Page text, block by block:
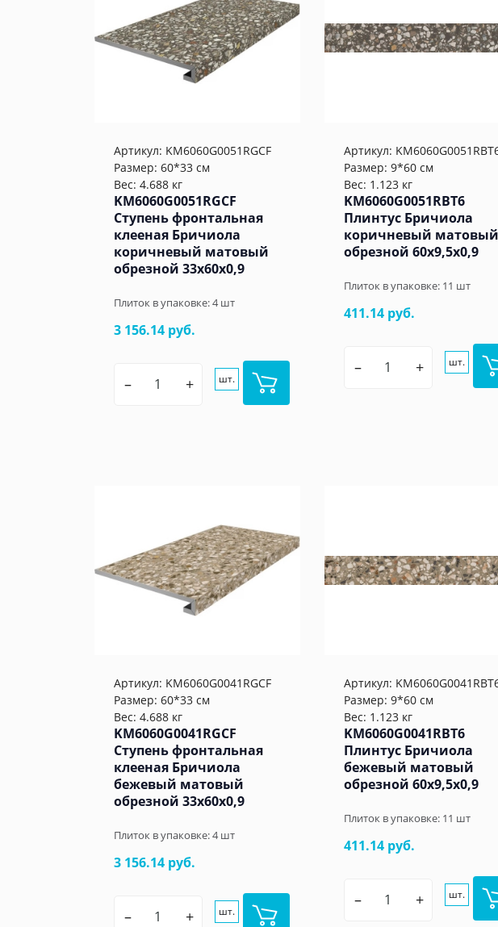
Артикул: KM6060G0051RGCF
Размер: 60*33 см
Вес: 4.688 кг
KM6060G0051RGCF
Ступень фронтальная
клееная Бричиола
коричневый матовый
обрезной 33x60x0,9
Плиток в упаковке:4шт
3 156.14 руб.
– + шт.
Артикул:
Размер: 9*60 см
Вес: 1.123 кг
KM6060G0051RBT6
Плинтус Бричиола
коричневый матовый
обрезной 60x9,5x0,9
Плиток в упаковке: 11 шт
411.14 руб.
– + шт.
Артикул: KM6060G0041RGCF
Размер: 60*33 см
Вес: 4.688 кг
KM6060G0041RGCF
Ступень фронтальная
клееная Бричиола
бежевый матовый
обрезной 33x60x0,9
Плиток в упаковке:4шт
3 156.14 руб.
– + шт.
Артикул:
Размер: 9*60 см
Вес: 1.123 кг
KM6060G0041RBT6
Плинтус Бричиола
бежевый матовый
обрезной 60x9,5x0,9
Плиток в упаковке: 11 шт
411.14 руб.
– + шт.